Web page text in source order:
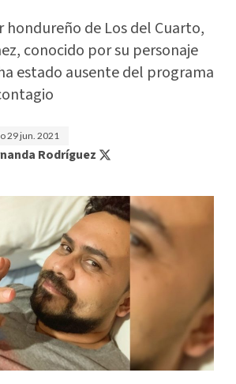
hondureño de Los del Cuarto,
conocido por su personaje
estado ausente del programa
29 jun. 2021
Rodríguez